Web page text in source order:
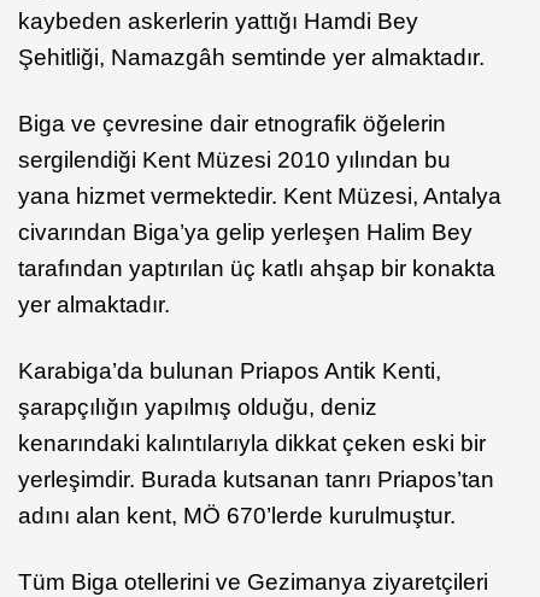
kaybeden askerlerin yattığı Hamdi Bey
Şehitliği, Namazgâh semtinde yer almaktadır.
Biga ve çevresine dair etnografik öğelerin
sergilendiği Kent Müzesi 2010 yılından bu
yana hizmet vermektedir. Kent Müzesi, Antalya
civarından Biga’ya gelip yerleşen Halim Bey
tarafından yaptırılan üç katlı ahşap bir konakta
yer almaktadır.
Karabiga’da bulunan Priapos Antik Kenti,
şarapçılığın yapılmış olduğu, deniz
kenarındaki kalıntılarıyla dikkat çeken eski bir
yerleşimdir. Burada kutsanan tanrı Priapos’tan
adını alan kent, MÖ 670’lerde kurulmuştur.
Tüm Biga otellerini ve Gezimanya ziyaretçileri